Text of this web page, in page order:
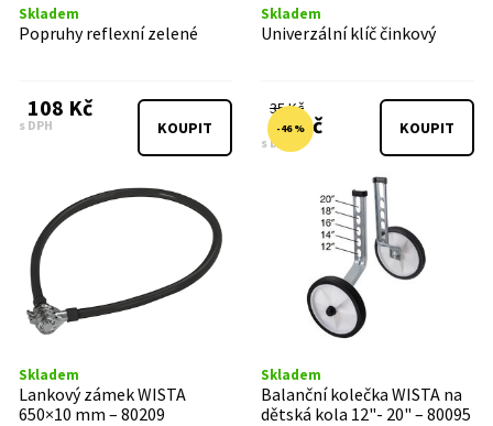
Skladem
Popruhy reflexní zelené
108 Kč
s DPH KOUPIT
Skladem
Univerzální klíč činkový
35 Kč
19 Kč
-46 %
s DPH
KOUPIT
Skladem
Lankový zámek WISTA
650×10 mm – 80209
Skladem
Balanční kolečka WISTA na
dětská kola 12"- 20" – 80095